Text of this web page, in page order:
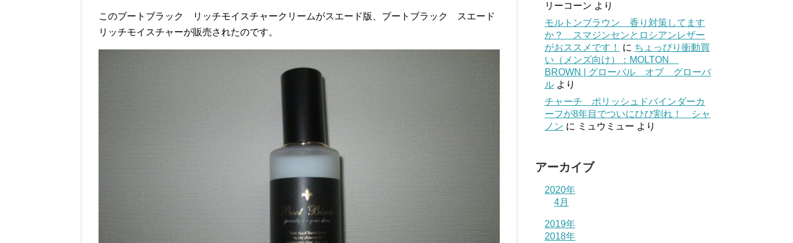
このブートブラック リッチモイスチャークリームがスエード版、ブートブラック スエード
リッチモイスチャーが販売されたのです。
リーコーン より
モルトンブラウン 香り対策してます
か？ スマジンセンとロシアンレザー
がおススメです！
に ちょっぴり衝動買
い（メンズ向け）：MOLTON
BROWN | グローバル オブ グローバ
ル より
チャーチ ポリッシュドバインダーカ
ーフが8年目でついにひび割れ！ シャ
ノン に ミュウミュー より
アーカイブ
2020年
4月
2019年
2018年